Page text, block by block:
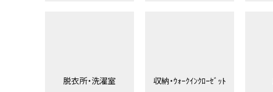
脱衣所・洗濯室 収納・ｳｫｰｸｲﾝｸﾛｰｾﾞｯﾄ